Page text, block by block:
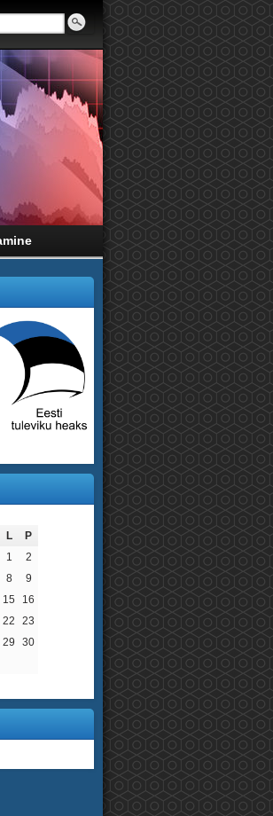
L
P
1
2
8
9
15
16
22
23
29
30